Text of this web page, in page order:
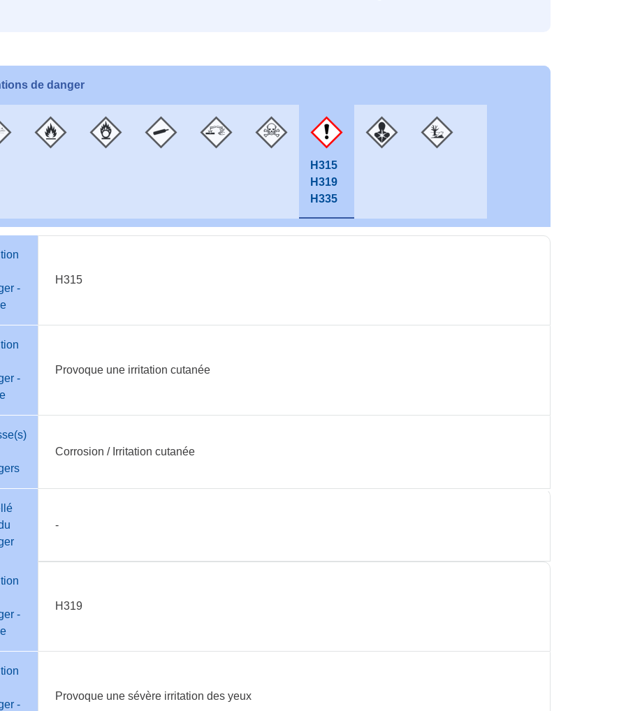
de danger
H315
H319
H335
-
H315
-
Provoque une irritation cutanée
Corrosion / Irritation cutanée
-
-
H319
-
Provoque une sévère irritation des yeux